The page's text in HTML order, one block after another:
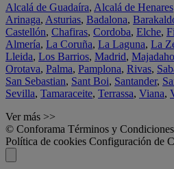
Alcalá de Guadaíra, Alcalá de Henares
Arinaga, Asturias, Badalona,
Castellón, Chafiras, Cordoba, Elche,
Almería, La Coruña, La Laguna, La
Lleida, Los Barrios, Madrid,
Orotava, Palma, Pamplona, Rivas,
San Sebastian, Sant Boi, Santander,
Sevilla, Tamaraceite, Terrassa, Viana,
Ver más >>
© Conforama Términos y Condiciones
Política de cookies Configuración de